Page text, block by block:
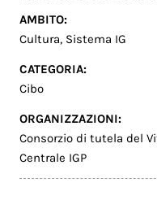
AMBITO:
Cultura, Sistema IG
CATEGORIA:
Cibo
ORGANIZZAZIONI:
Consorzio di tutela del
Centrale IGP